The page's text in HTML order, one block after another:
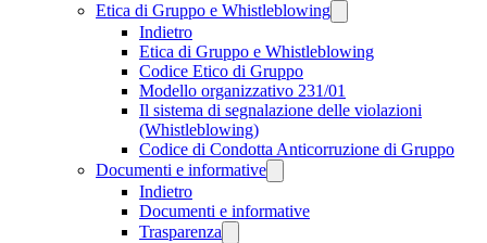
Etica di Gruppo e Whistleblowing
Indietro
Etica di Gruppo e Whistleblowing
Codice Etico di Gruppo
Modello organizzativo 231/01
Il sistema di segnalazione delle violazioni
(Whistleblowing)
Codice di Condotta Anticorruzione di Gruppo
Documenti e informative
Indietro
Documenti e informative
Trasparenza